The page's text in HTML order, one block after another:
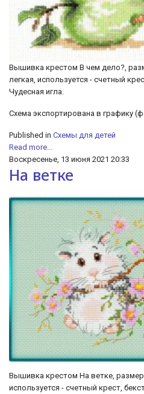
Вышивка крестом В чем дело?,
легкая, используется - счетный
Чудесная игла.
Схема экспортирована в графику
Published in Схемы для детей
Read more...
Воскресенье, 13 июня 2021 20:33
На ветке
Вышивка крестом На ветке, размер
используется - счетный крест,